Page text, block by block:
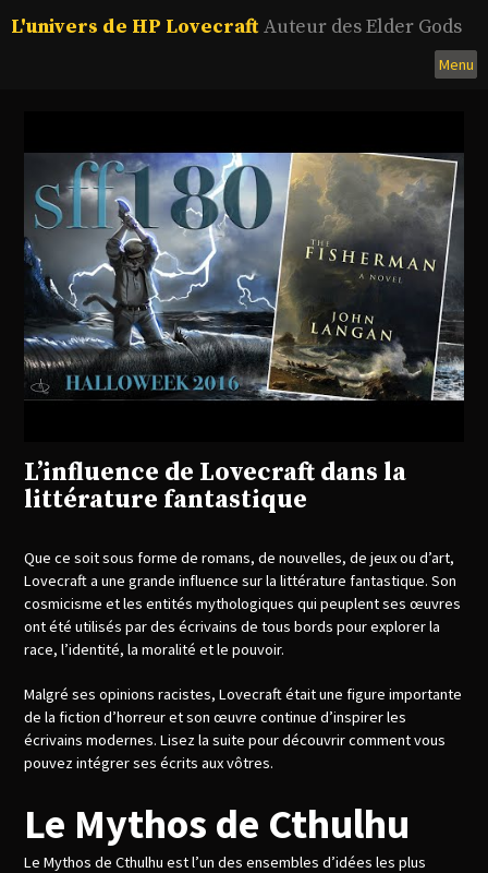
auL'univers de HP Lovecraft Auteur des Elder Gods
Menu
L’influence de Lovecraft dans la
littérature fantastique
Que ce soit sous forme de romans, de nouvelles, de jeux ou d’art,
Lovecraft a une grande influence sur la littérature fantastique. Son
cosmicisme et les entités mythologiques qui peuplent ses œuvres
ont été utilisés par des écrivains de tous bords pour explorer la
race, l’identité, la moralité et le pouvoir.
Malgré ses opinions racistes, Lovecraft était une figure importante
de la fiction d’horreur et son œuvre continue d’inspirer les
écrivains modernes. Lisez la suite pour découvrir comment vous
pouvez intégrer ses écrits aux vôtres.
Le Mythos de Cthulhu
Le Mythos de Cthulhu est l’un des ensembles d’idées les plus